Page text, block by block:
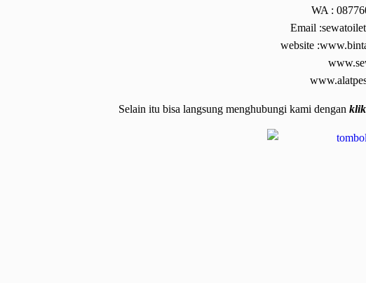
WA :
Email
website
Selain itu bisa langsung menghubungi kami dengan